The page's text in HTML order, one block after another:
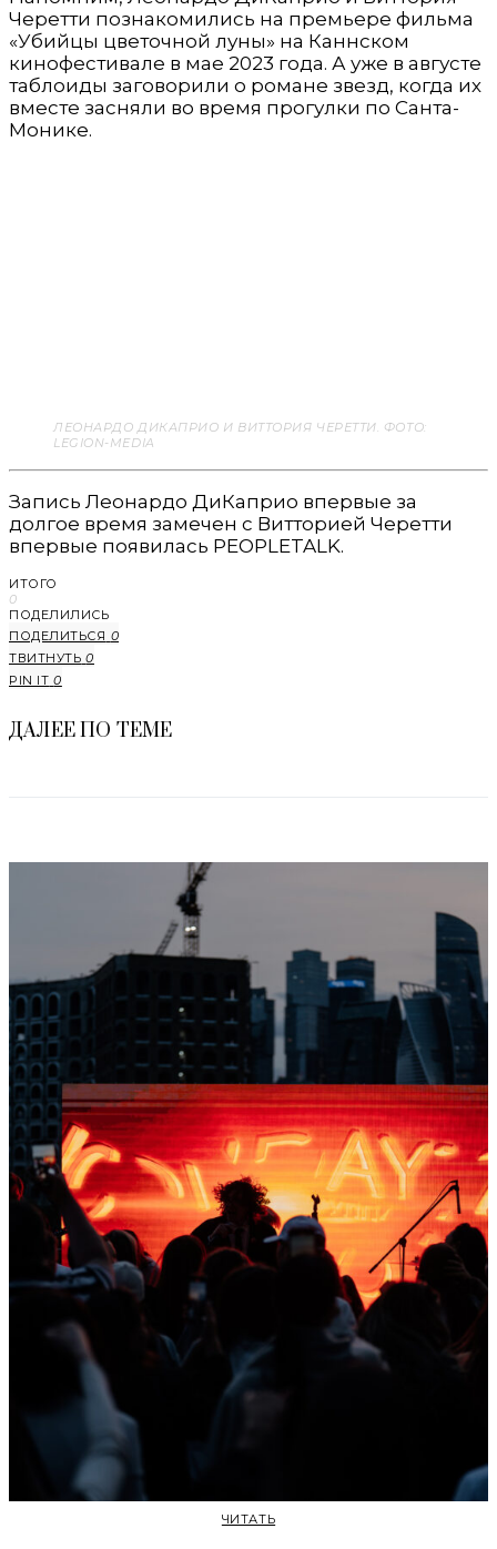
Черетти познакомились на премьере фильма
«Убийцы цветочной луны» на Каннском
кинофестивале в мае 2023 года. А уже в августе
таблоиды заговорили о романе звезд, когда их
вместе засняли во время прогулки по Санта-
Монике.
ЛЕОНАРДО ДИКАПРИО И ВИТТОРИЯ ЧЕРЕТТИ. ФОТО:
LEGION-MEDIA
Запись Леонардо ДиКаприо впервые за
долгое время замечен с Витторией Черетти
впервые появилась PEOPLETALK.
ИТОГО
0
ПОДЕЛИЛИСЬ
ПОДЕЛИТЬСЯ 0
ТВИТНУТЬ 0
PIN IT 0
ДАЛЕЕ ПО ТЕМЕ
ЧИТАТЬ